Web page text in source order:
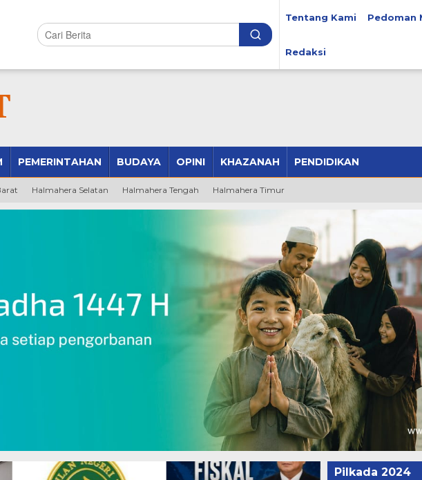
Tentang Kami Pedoman
Redaksi
PEMERINTAHAN BUDAYA OPINI KHAZANAH PENDIDIKAN
Halmahera Selatan Halmahera Tengah Halmahera Timur
Pilkada 2024